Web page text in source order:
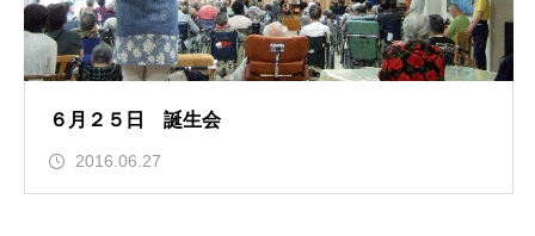
６月２５日 誕生会
2016.06.27